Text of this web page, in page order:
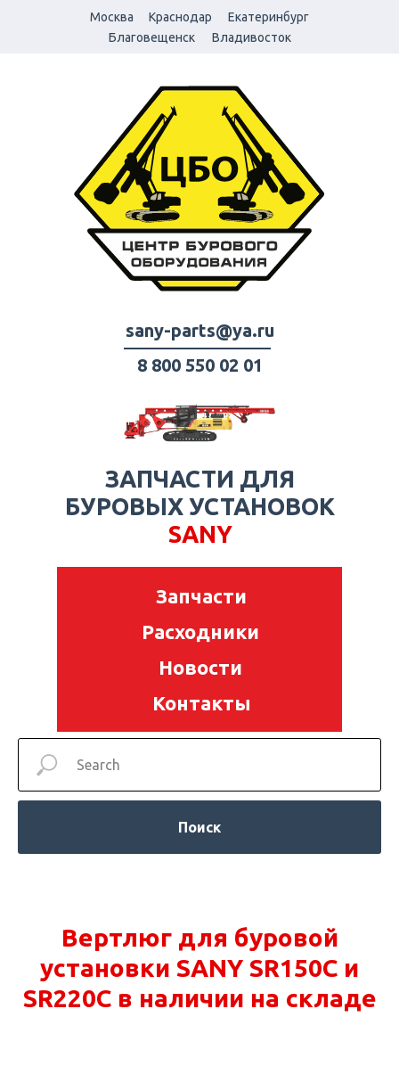
Москва Краснодар
Екатеринбург
Благовещенск
Владивосток
sany-parts@ya.ru
8 800 550 02 01
ЗАПЧАСТИ ДЛЯ
БУРОВЫХ УСТАНОВОК
SANY
Запчасти
Расходники
Новости
Контакты
Поиск
Вертлюг для буровой
установки SANY SR150C и
SR220C в наличии на складе